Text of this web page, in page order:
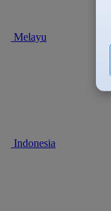
Melayu
Indonesia